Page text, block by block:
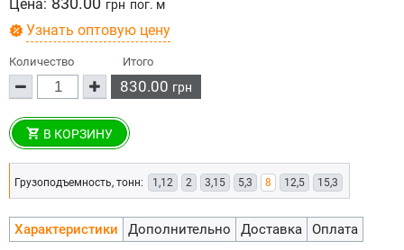
Цена: грн пог. м
Узнать оптовую цену
Количество Итого
830.00 грн
В КОРЗИНУ
Грузоподъемность, тонн: 1,12 2 3,15 5,3 8 12,5 15,3
Характеристики Дополнительно Доставка Оплата